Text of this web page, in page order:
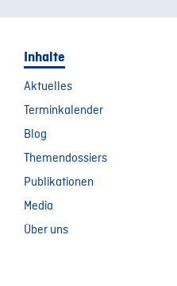
Inhalte
Aktuelles
Terminkalender
Blog
Themendossiers
Publikationen
Media
Über uns